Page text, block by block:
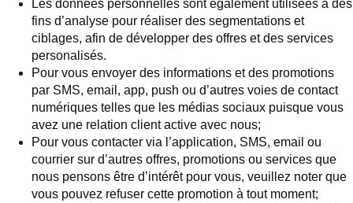
Les données personnelles sont également utilisées à des
fins d’analyse pour réaliser des segmentations et
ciblages, afin de développer des offres et des services
personalisés.
Pour vous envoyer des informations et des promotions
par SMS, email, app, push ou d’autres voies de contact
numériques telles que les médias sociaux puisque vous
avez une relation client active avec nous;
Pour vous contacter via l’application, SMS, email ou
courrier sur d’autres offres, promotions ou services que
nous pensons être d’intérêt pour vous, veuillez noter que
vous pouvez refuser cette promotion à tout moment;